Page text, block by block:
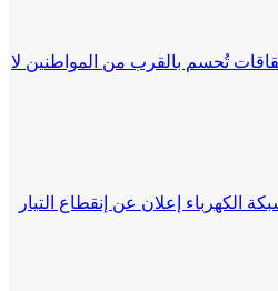
تُحسم بالقرب من المواطنين لا
الكهرباء إعلان عن إنقطاع التيار